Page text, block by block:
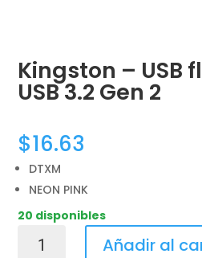
Kingston – USB
USB 3.2 Gen 2
$16.63
DTXM
NEON PINK
20 disponibles
Añadir al